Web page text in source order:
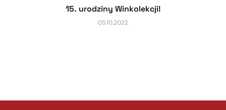
15. urodziny Winkolekcji!
05.10.2022